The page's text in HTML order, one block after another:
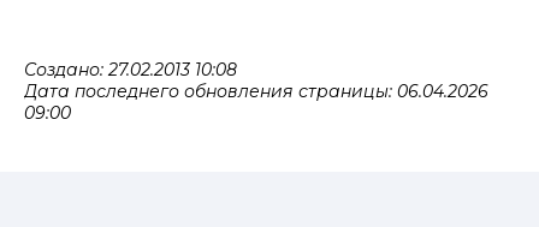
Создано: 27.02.2013 10:08
Дата последнего обновления страницы: 06.04.2026
09:00